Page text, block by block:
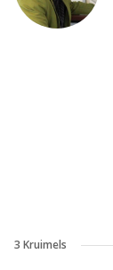
3 Kruimels